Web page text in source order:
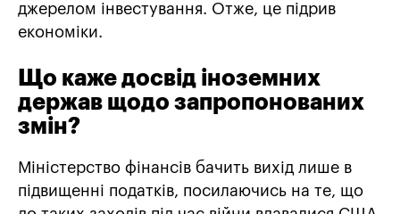
джерелом інвестування. Отже, це підрив
економіки.
Що каже досвід іноземних
держав щодо запропонованих
змін?
Міністерство фінансів бачить вихід лише в
підвищенні податків, посилаючись на те, що